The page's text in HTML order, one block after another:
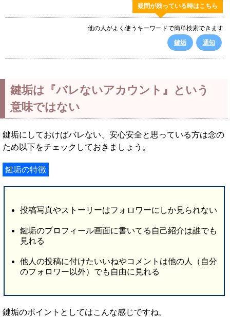
疑問が残っている時はこちら
他の人がよく使うキーワードで簡単検索できます
鍵垢
通知
鍵垢は『バレないアカウント』という
意味ではない
鍵垢にしておけばバレない、安心安全と思っている方は念の
ため以下をチェックしておきましょう。
鍵垢の特徴
投稿写真やストーリーはフォロワーにしか見られない
鍵垢のプロフィール画面に書いてる自己紹介は誰でも
見れる
他人の投稿に付けたいいねやコメントは他の人（自分
のフォロワー以外）でも自由に見れる
鍵垢のポイントとしてはこんな感じですね。